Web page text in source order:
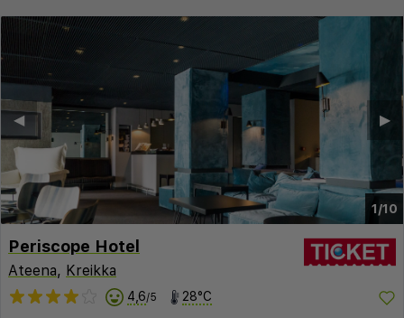
1/10
▶︎
◀︎
Periscope Hotel
Ateena, Kreikka
4,6/5 28°C